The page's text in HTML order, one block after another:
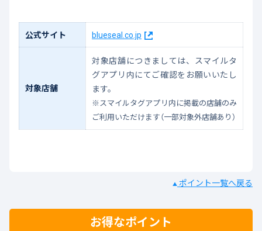
公式サイト blueseal.co.jp
対象店舗
対象店舗につきましては、スマイルタ
グアプリ内にてご確認をお願いいたし
ます。
※スマイルタグアプリ内に掲載の店舗のみ
ご利用いただけます（一部対象外店舗あり）
▲ ポイント一覧へ戻る
お得なポイント